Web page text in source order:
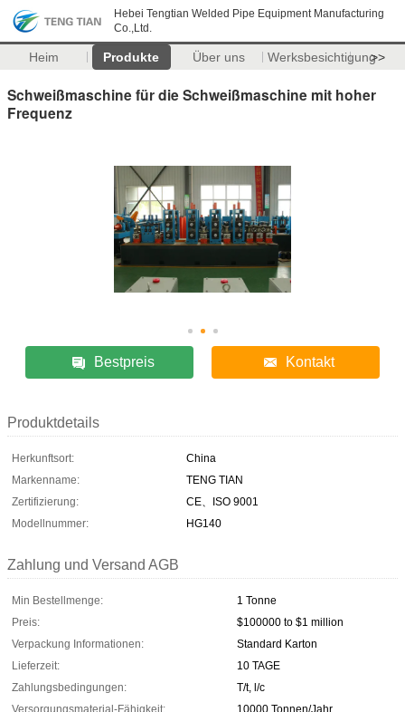
Hebei Tengtian Welded Pipe Equipment Manufacturing
Co.,Ltd.
Heim Produkte Über uns Werksbesichtigung>>
Schweißmaschine für die Schweißmaschine mit hoher
Frequenz
Bestpreis Kontakt
Produktdetails
Herkunftsort:
China
Markenname:
TENG TIAN
Zertifizierung:
CE、ISO 9001
Modellnummer:
HG140
Zahlung und Versand AGB
Min Bestellmenge:
1 Tonne
Preis:
$100000 to $1 million
Verpackung Informationen:
Standard Karton
Lieferzeit:
10 TAGE
Zahlungsbedingungen:
T/t, l/c
Versorgungsmaterial-Fähigkeit:
10000 Tonnen/Jahr